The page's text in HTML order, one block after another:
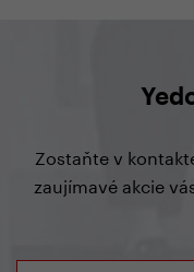
Zostaňte v
zaujímavé akcie